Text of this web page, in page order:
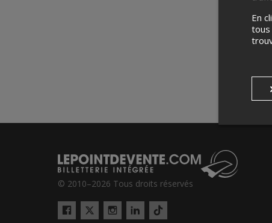
© 2010–2026 Tous droits réservés
Twitter Tiktok
En
tous